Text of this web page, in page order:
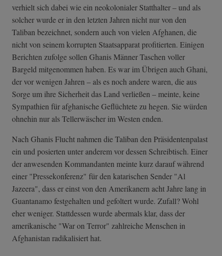
verhielt sich dabei wie ein neokolonialer Statthalter – und als
solcher wurde er in den letzten Jahren nicht nur von den
Taliban bezeichnet, sondern auch von vielen Afghanen, die
nicht von seinem korrupten Staatsapparat profitierten. Einigen
Berichten zufolge sollen Ghanis Männer Taschen voller
Bargeld mitgenommen haben. Es war im Übrigen auch Ghani,
der vor wenigen Jahren – als es noch andere waren, die aus
Sorge um ihre Sicherheit das Land verließen – meinte, keine
Sympathien für afghanische Geflüchtete zu hegen. Sie würden
ohnehin nur als Tellerwäscher im Westen enden.
Nach Ghanis Flucht nahmen die Taliban den Präsidentenpalast
ein und posierten unter anderem vor dessen Schreibtisch. Einer
der anwesenden Kommandanten meinte kurz darauf während
einer "Pressekonferenz" für den katarischen Sender "Al
Jazeera", dass er einst von den Amerikanern acht Jahre lang in
Guantanamo festgehalten und gefoltert wurde. Zufall? Wohl
eher weniger. Stattdessen wurde abermals klar, dass der
amerikanische "War on Terror" zahlreiche Menschen in
Afghanistan radikalisiert hat.